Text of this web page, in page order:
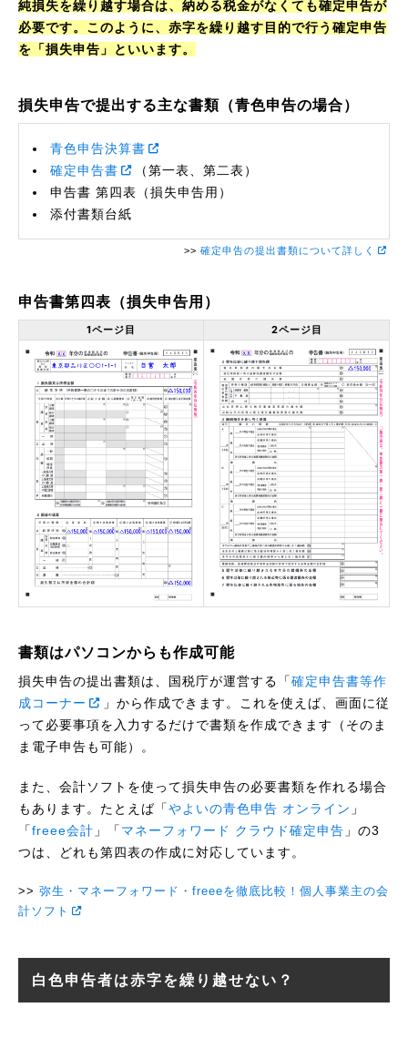
純損失を繰り越す場合は、納める税金がなくても確定申告が
必要です。このように、赤字を繰り越す目的で行う確定申告
を「損失申告」といいます。
損失申告で提出する主な書類（青色申告の場合）
青色申告決算書
確定申告書
（第一表、第二表）
申告書 第四表（損失申告用）
添付書類台紙
>> 確定申告の提出書類について詳しく
申告書第四表（損失申告用）
1ページ目 2ページ目
書類はパソコンからも作成可能
損失申告の提出書類は、国税庁が運営する「確定申告書等作
成コーナー
」から作成できます。これを使えば、画面に従
って必要事項を入力するだけで書類を作成できます（そのま
ま電子申告も可能）。
また、会計ソフトを使って損失申告の必要書類を作れる場合
もあります。たとえば「やよいの青色申告 オンライン 」
「freee会計 」「 マネーフォワード クラウド確定申告 」の3
つは、どれも第四表の作成に対応しています。
弥生・マネーフォワード・freeeを徹底比較！個人事業主の会
計ソフト
白色申告者は赤字を繰り越せない？